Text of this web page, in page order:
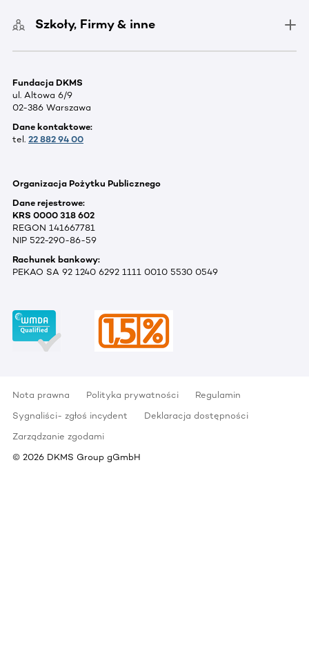
Szkoły, Firmy & inne
Fundacja DKMS
ul. Altowa 6/9
02-386 Warszawa
Dane kontaktowe:
tel. 22 882 94 00
Organizacja Pożytku Publicznego
Dane rejestrowe:
KRS 0000 318 602
REGON 141667781
NIP 522-290-86-59
Rachunek bankowy:
PEKAO SA 92 1240 6292 1111 0010 5530 0549
Nota prawna Polityka prywatności
Regulamin
Sygnaliści- zgłoś incydent
Deklaracja dostępności
Zarządzanie zgodami
© 2026 DKMS Group gGmbH